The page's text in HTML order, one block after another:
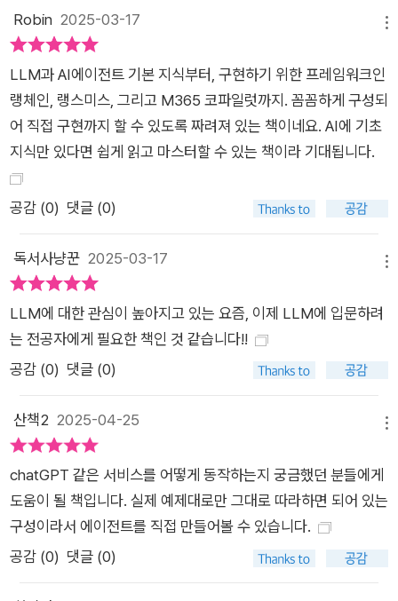
Robin 2025-03-17
LLM과 AI에이전트 기본 지식부터, 구현하기 위한 프레임워크인
랭체인, 랭스미스, 그리고 M365 코파일럿까지. 꼼꼼하게 구성되
어 직접 구현까지 할 수 있도록 짜려져 있는 책이네요. AI에 기초
지식만 있다면 쉽게 읽고 마스터할 수 있는 책이라 기대됩니다.
공감 (0) 댓글 (0)
독서사냥꾼 2025-03-17
LLM에 대한 관심이 높아지고 있는 요즘, 이제 LLM에 입문하려
는 전공자에게 필요한 책인 것 같습니다!!
공감 (0) 댓글 (0)
산책2 2025-04-25
chatGPT 같은 서비스를 어떻게 동작하는지 궁금했던 분들에게
도움이 될 책입니다. 실제 예제대로만 그대로 따라하면 되어 있는
구성이라서 에이전트를 직접 만들어볼 수 있습니다.
공감 (0) 댓글 (0)